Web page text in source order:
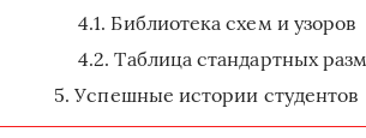
Библиотека схем и узоров
Таблица стандартных
Успешные истории студентов